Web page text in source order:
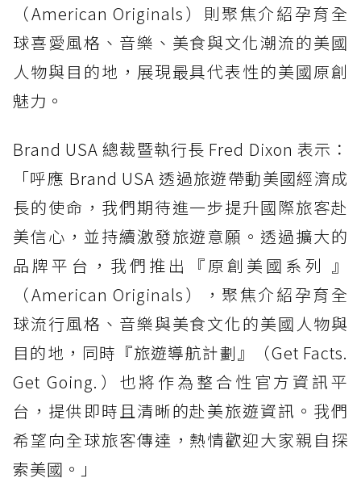
（American Originals）則聚焦介紹孕育全
球喜愛風格、音樂、美食與文化潮流的美國
人物與目的地，展現最具代表性的美國原創
魅力。
Brand USA 總裁暨執行長 Fred Dixon 表示：
「呼應 Brand USA 透過旅遊帶動美國經濟成
長的使命，我們期待進一步提升國際旅客赴
美信心，並持續激發旅遊意願。透過擴大的
品牌平台，我們推出『原創美國系列 』
（American Originals），聚焦介紹孕育全
球流行風格、音樂與美食文化的美國人物與
目的地，同時『旅遊導航計劃』（Get Facts.
Get Going.）也將作為整合性官方資訊平
台，提供即時且清晰的赴美旅遊資訊。我們
希望向全球旅客傳達，熱情歡迎大家親自探
索美國。」